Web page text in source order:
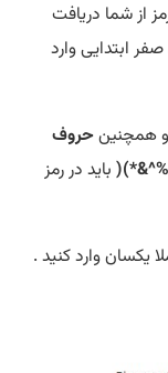
از شما دریافت
خود را با کد +۹۸ و بدون صفر ابتدایی وارد
حروف
باید در رمز
یکسان وارد کنید .